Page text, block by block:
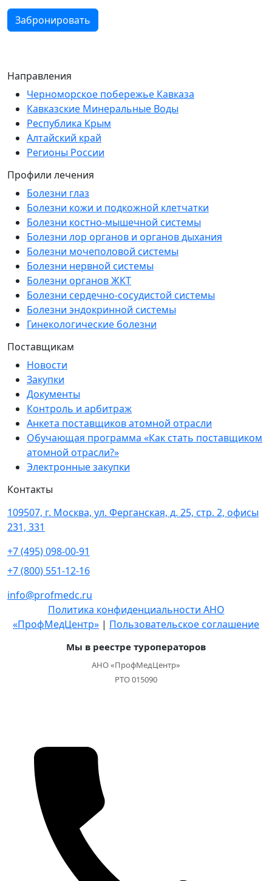
Забронировать
Направления
Черноморское побережье Кавказа
Кавказские Минеральные Воды
Республика Крым
Алтайский край
Регионы России
Профили лечения
Болезни глаз
Болезни кожи и подкожной клетчатки
Болезни костно-мышечной системы
Болезни лор органов и органов дыхания
Болезни мочеполовой системы
Болезни нервной системы
Болезни органов ЖКТ
Болезни сердечно-сосудистой системы
Болезни эндокринной системы
Гинекологические болезни
Поставщикам
Новости
Закупки
Документы
Контроль и арбитраж
Анкета поставщиков атомной отрасли
Обучающая программа «Как стать поставщиком
атомной отрасли?»
Электронные закупки
Контакты
109507, г. Москва, ул. Ферганская, д. 25, стр. 2, офисы
231, 331
+7 (495) 098-00-91
+7 (800) 551-12-16
info@profmedc.ru
Политика конфиденциальности АНО
«ПрофМедЦентр» | Пользовательское соглашение
Мы в реестре туроператоров
АНО «ПрофМедЦентр»
РТО 015090